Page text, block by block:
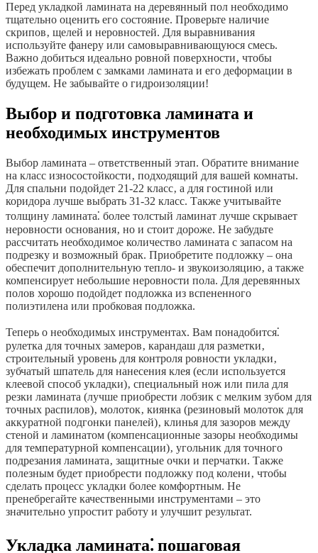
Перед укладкой ламината на деревянный пол необходимо
тщательно оценить его состояние. Проверьте наличие
скрипов‚ щелей и неровностей. Для выравнивания
используйте фанеру или самовыравнивающуюся смесь.
Важно добиться идеально ровной поверхности‚ чтобы
избежать проблем с замками ламината и его деформации в
будущем. Не забывайте о гидроизоляции!
Выбор и подготовка ламината и
необходимых инструментов
Выбор ламината – ответственный этап. Обратите внимание
на класс износостойкости‚ подходящий для вашей комнаты.
Для спальни подойдет 21-22 класс‚ а для гостиной или
коридора лучше выбрать 31-32 класс. Также учитывайте
толщину ламината⁚ более толстый ламинат лучше скрывает
неровности основания‚ но и стоит дороже. Не забудьте
рассчитать необходимое количество ламината с запасом на
подрезку и возможный брак. Приобретите подложку – она
обеспечит дополнительную тепло- и звукоизоляцию‚ а также
компенсирует небольшие неровности пола. Для деревянных
полов хорошо подойдет подложка из вспененного
полиэтилена или пробковая подложка.
Теперь о необходимых инструментах. Вам понадобится⁚
рулетка для точных замеров‚ карандаш для разметки‚
строительный уровень для контроля ровности укладки‚
зубчатый шпатель для нанесения клея (если используется
клеевой способ укладки)‚ специальный нож или пила для
резки ламината (лучше приобрести лобзик с мелким зубом для
точных распилов)‚ молоток‚ киянка (резиновый молоток для
аккуратной подгонки панелей)‚ клинья для зазоров между
стеной и ламинатом (компенсационные зазоры необходимы
для температурной компенсации)‚ угольник для точного
подрезания ламината‚ защитные очки и перчатки. Также
полезным будет приобрести подложку под колени‚ чтобы
сделать процесс укладки более комфортным. Не
пренебрегайте качественными инструментами – это
значительно упростит работу и улучшит результат.
Укладка ламината⁚ пошаговая